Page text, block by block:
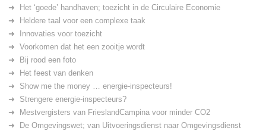
Het ‘goede’ handhaven; toezicht in de Circulaire Economie
Heldere taal voor een complexe taak
Innovaties voor toezicht
Voorkomen dat het een zooitje wordt
Bij rood een foto
Het feest van denken
Show me the money … energie-inspecteurs!
Strengere energie-inspecteurs?
Mestvergisters van FrieslandCampina voor minder CO2
De Omgevingswet; van Uitvoeringsdienst naar Omgevingsdienst